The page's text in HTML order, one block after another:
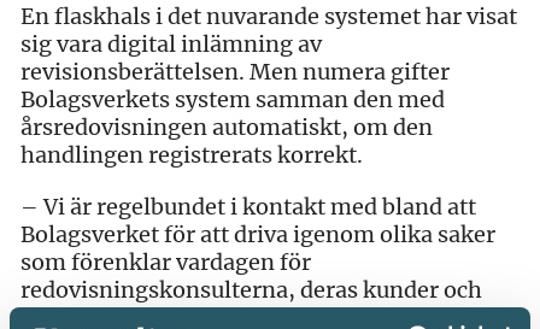
En flaskhals i det nuvarande systemet har visat
sig vara digital inlämning av
revisionsberättelsen. Men numera gifter
Bolagsverkets system samman den med
årsredovisningen automatiskt, om den
handlingen registrerats korrekt.
– Vi är regelbundet i kontakt med bland att
Bolagsverket för att driva igenom olika saker
som förenklar vardagen för
redovisningskonsulterna, deras kunder och